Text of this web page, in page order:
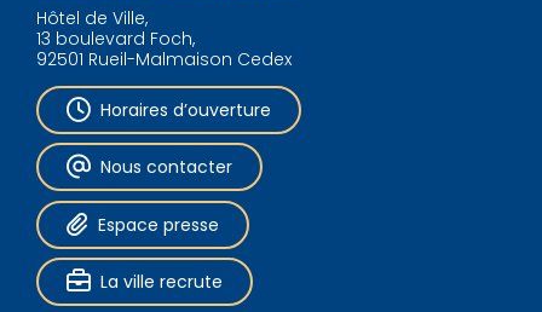
Hôtel de Ville,
13 boulevard Foch,
92501 Rueil-Malmaison Cedex
Horaires d’ouverture
Nous contacter
Espace presse
La ville recrute